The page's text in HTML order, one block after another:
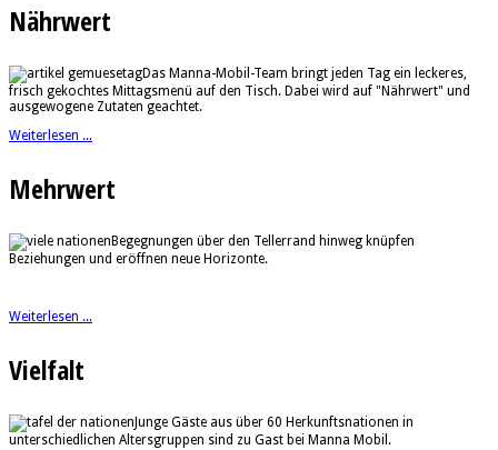
Nährwert
Das Manna-Mobil-Team bringt jeden Tag ein leckeres,
frisch gekochtes Mittagsmenü auf den Tisch. Dabei wird auf "Nährwert" und
ausgewogene Zutaten geachtet.
Weiterlesen ...
Mehrwert
Begegnungen über den Tellerrand hinweg knüpfen
Beziehungen und eröffnen neue Horizonte.
Weiterlesen ...
Vielfalt
Junge Gäste aus über 60 Herkunftsnationen in
unterschiedlichen Altersgruppen sind zu Gast bei Manna Mobil.